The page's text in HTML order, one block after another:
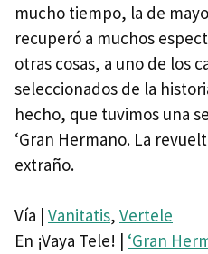
mucho tiempo, la de
recuperó a muchos
otras cosas, a uno de los
seleccionados de la
hecho, que tuvimos una
‘Gran Hermano. La
extraño.
Vía | Vanitatis, Vertele
En ¡Vaya Tele! | ‘Gran